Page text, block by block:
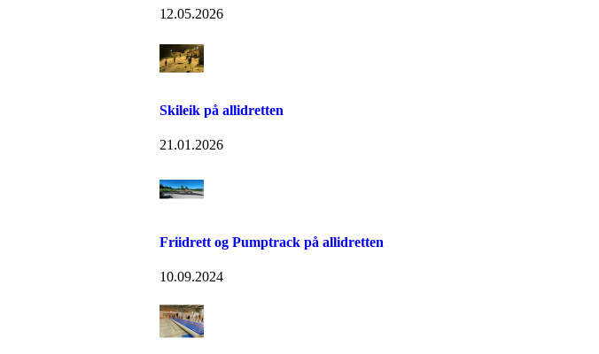
12.05.2026
Skileik på allidretten
21.01.2026
Friidrett og Pumptrack på allidretten
10.09.2024